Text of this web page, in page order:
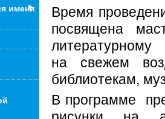
Время
посвящена
литературному
на свежем
библиотекам,
В программе
имени